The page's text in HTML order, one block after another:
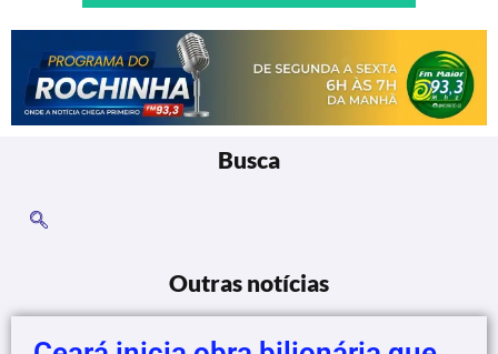
Busca
Outras notícias